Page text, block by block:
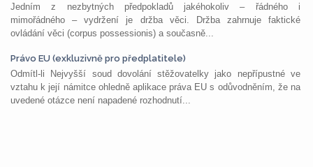
Jedním z nezbytných předpokladů jakéhokoliv – řádného i
mimořádného – vydržení je držba věci. Držba zahrnuje faktické
ovládání věci (corpus possessionis) a současně...
Právo EU (exkluzivně pro předplatitele)
Odmítl-li Nejvyšší soud dovolání stěžovatelky jako nepřípustné ve
vztahu k její námitce ohledně aplikace práva EU s odůvodněním, že na
uvedené otázce není napadené rozhodnutí...